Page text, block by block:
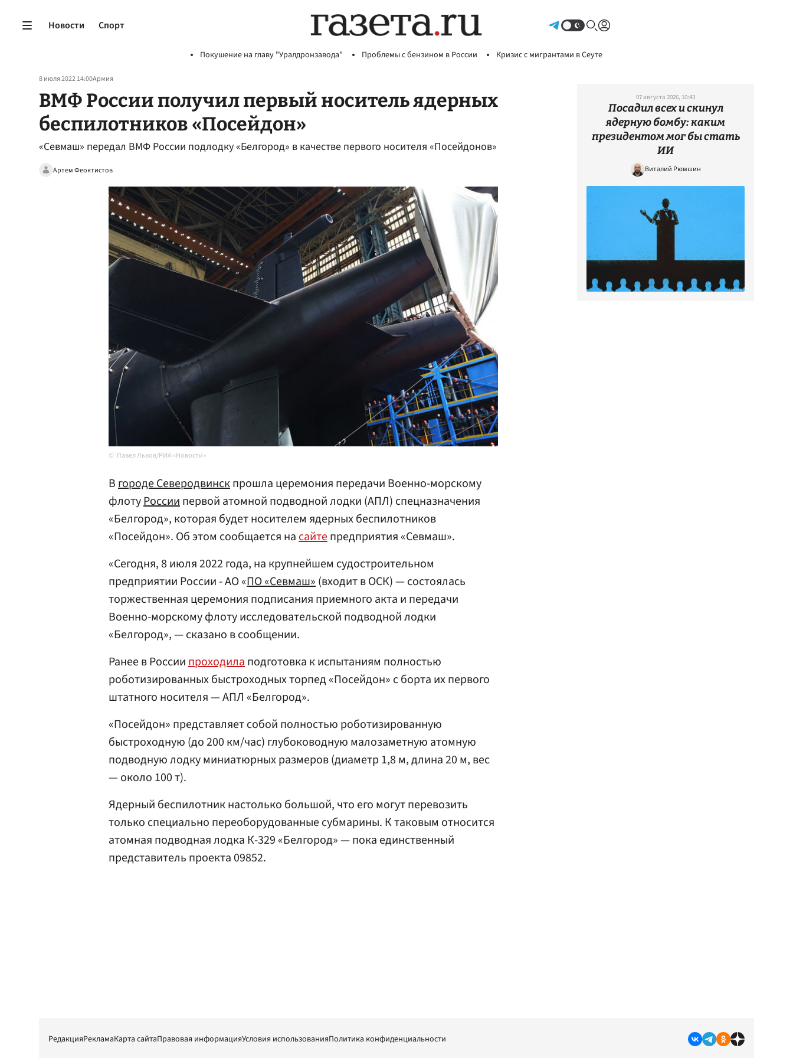
Новости Спорт
Покушение на главу "Уралдронзавода" Проблемы с бензином в России Кризис с мигрантами в Сеуте
8 июля 2022 14:00Армия
ВМФ России получил первый носитель ядерных
беспилотников «Посейдон»
«Севмаш» передал ВМФ России подлодку «Белгород» в качестве первого носителя «Посейдонов»
Артем Феоктистов
Павел Львов/РИА «Новости»
Вгороде Северодвинскпрошла церемония передачи Военно-морскому
флотуРоссиипервой атомной подводной лодки (АПЛ) спецназначения
«Белгород», которая будет носителем ядерных беспилотников
«Посейдон». Об этом сообщается насайтепредприятия «Севмаш».
«Сегодня, 8 июля 2022 года, на крупнейшем судостроительном
предприятии России - АО «ПО «Севмаш»(входит в ОСК) — состоялась
торжественная церемония подписания приемного акта и передачи
Военно-морскому флоту исследовательской подводной лодки
«Белгород», — сказано в сообщении.
Ранее в Россиипроходилаподготовка к испытаниям полностью
роботизированных быстроходных торпед «Посейдон» с борта их первого
штатного носителя — АПЛ «Белгород».
«Посейдон» представляет собой полностью роботизированную
быстроходную (до 200 км/час) глубоководную малозаметную атомную
подводную лодку миниатюрных размеров (диаметр 1,8 м, длина 20 м, вес
— около 100 т).
Ядерный беспилотник настолько большой, что его могут перевозить
только специально переоборудованные субмарины. К таковым относится
атомная подводная лодка К-329 «Белгород» — пока единственный
представитель проекта 09852.
07 августа 2026, 10:43
Посадил всех и скинул
ядерную бомбу: каким
президентом мог бы стать
ИИ
Виталий Рюмшин
РедакцияРекламаКарта сайтаПравовая информацияУсловия использованияПолитика конфиденциальности